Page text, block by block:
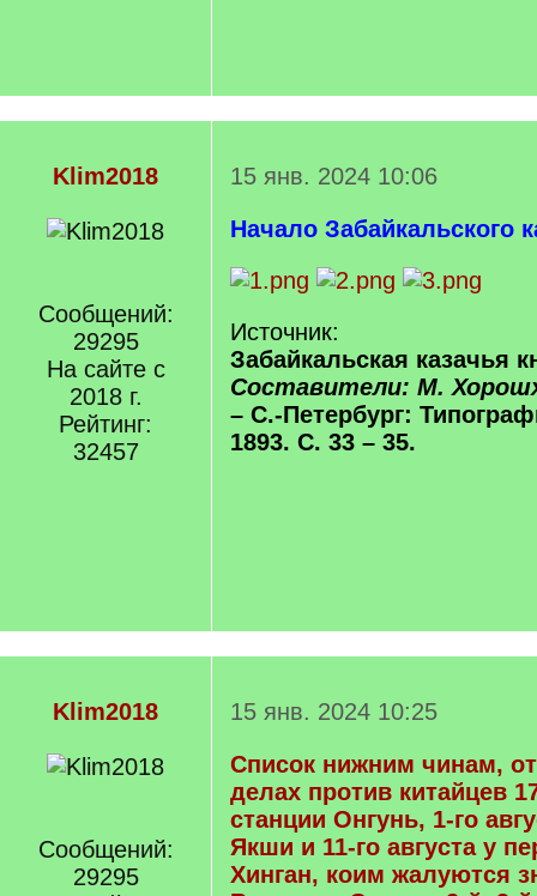
Klim2018
Сообщений:
29295
На сайте с
2018 г.
Рейтинг:
32457
15 янв. 2024 10:06
Начало Забайкальского
Источник:
Забайкальская казачья
Составители: М.
– С.-Петербург:
1893. С. 33 – 35.
Klim2018
Сообщений:
29295
15 янв. 2024 10:25
Список нижним чинам,
делах против китайцев
станции Онгунь, 1-го
Якши и 11-го августа у
Хинган, коим жалуются